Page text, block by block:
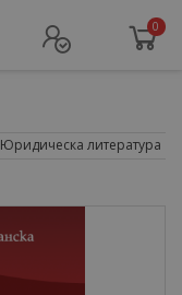
0
Юридическа литература